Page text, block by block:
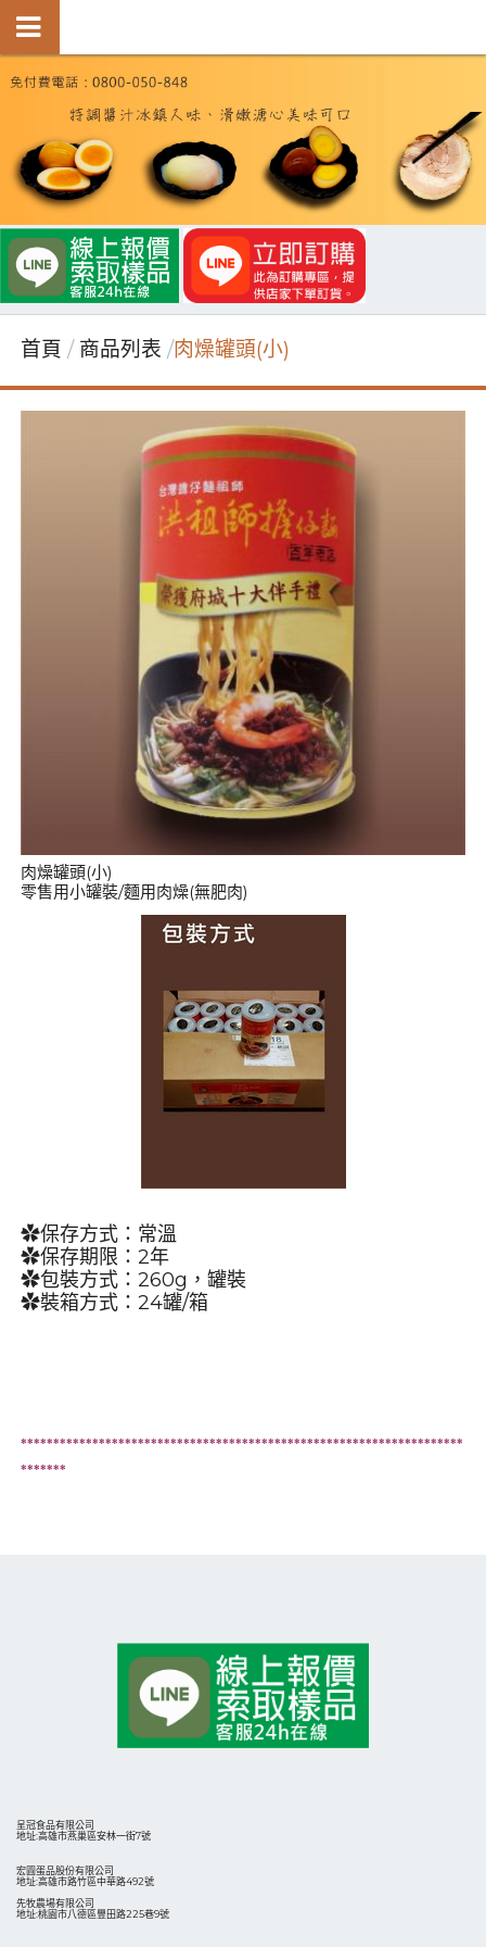
首頁 商品列表 肉燥罐頭(小)
肉燥罐頭(小)
零售用小罐裝/麵用肉燥(無肥肉)
✿保存方式：常溫
✿保存期限：2年
✿包裝方式：260g，罐裝
✿裝箱方式：24罐/箱
********************************************************************
*******
呈冠食品有限公司
地址:高雄市燕巢區安林一街7號
宏圓蛋品股份有限公司
地址:高雄市路竹區中華路492號
先牧農場有限公司
地址:桃園市八德區豐田路225巷9號